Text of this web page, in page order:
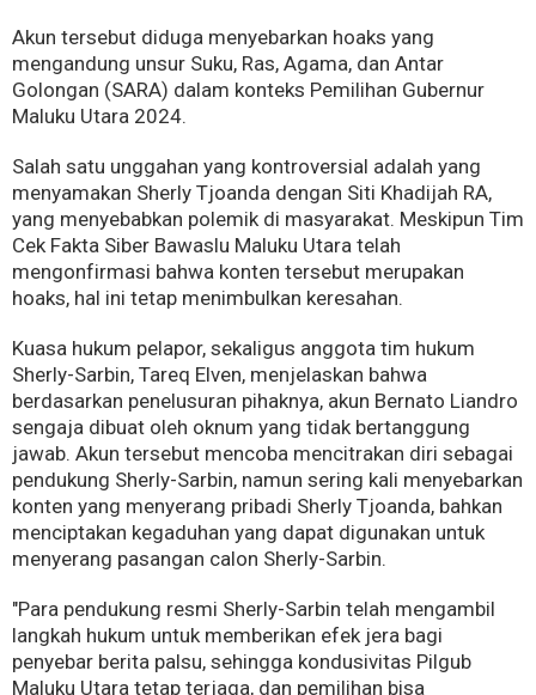
Akun tersebut diduga menyebarkan hoaks yang
mengandung unsur Suku, Ras, Agama, dan Antar
Golongan (SARA) dalam konteks Pemilihan Gubernur
Maluku Utara 2024.
Salah satu unggahan yang kontroversial adalah yang
menyamakan Sherly Tjoanda dengan Siti Khadijah RA,
yang menyebabkan polemik di masyarakat. Meskipun Tim
Cek Fakta Siber Bawaslu Maluku Utara telah
mengonfirmasi bahwa konten tersebut merupakan
hoaks, hal ini tetap menimbulkan keresahan.
Kuasa hukum pelapor, sekaligus anggota tim hukum
Sherly-Sarbin, Tareq Elven, menjelaskan bahwa
berdasarkan penelusuran pihaknya, akun Bernato Liandro
sengaja dibuat oleh oknum yang tidak bertanggung
jawab. Akun tersebut mencoba mencitrakan diri sebagai
pendukung Sherly-Sarbin, namun sering kali menyebarkan
konten yang menyerang pribadi Sherly Tjoanda, bahkan
menciptakan kegaduhan yang dapat digunakan untuk
menyerang pasangan calon Sherly-Sarbin.
"Para pendukung resmi Sherly-Sarbin telah mengambil
langkah hukum untuk memberikan efek jera bagi
penyebar berita palsu, sehingga kondusivitas Pilgub
Maluku Utara tetap terjaga, dan pemilihan bisa